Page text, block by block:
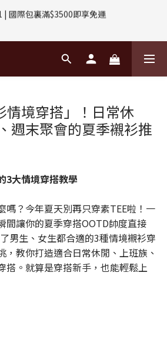
正價商品 贈【威靈頓 / 波士頓墨鏡】
正價商品 贈【威靈頓 / 波士頓墨鏡】
情境穿搭」！日常休
週末聚會的夏季襯衫推
3大情境穿搭教學
嗎？今年夏天別再只穿素TEE啦！一
間讓你的夏季穿搭OOTD帥度直接
男生、女生都合適的3種情境襯衫穿
，教你打造適合日常休閒、上班族、
搭。就算是穿搭新手，也能輕鬆上